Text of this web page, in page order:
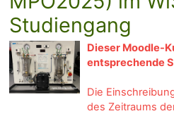
Studiengang
Dieser Moodle-
entsprechende
Die
des Zeitraums